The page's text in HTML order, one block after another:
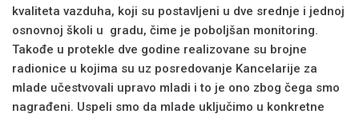
kvaliteta vazduha, koji su postavljeni u dve srednje i jednoj
osnovnoj školi u gradu, čime je poboljšan monitoring.
Takođe u protekle dve godine realizovane su brojne
radionice u kojima su uz posredovanje Kancelarije za
mlade učestvovali upravo mladi i to je ono zbog čega smo
nagrađeni. Uspeli smo da mlade uključimo u konkretne